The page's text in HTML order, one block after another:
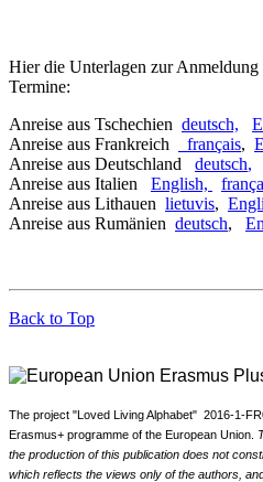
Hier die Unterlagen zur
Termine:
Anreise aus Tschechien deutsch,
Anreise aus Frankreich
français,
Anreise aus Deutschland deutsch,
Anreise aus Italien English,
Anreise aus Lithauen lietuvis,
Anreise aus Rumänien deutsch,
Back to Top
The project "Loved Living Alphabet" 2016-1-
Erasmus+ programme of the European Union.
the production of this publication does not
which reflects the views only of the authors,